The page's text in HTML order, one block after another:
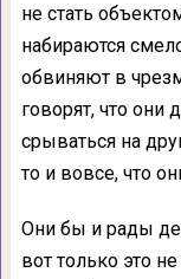
не стать
набираются
обвиняют в
говорят, что они
срываться на
то и вовсе, что
Они бы и рады
вот только это